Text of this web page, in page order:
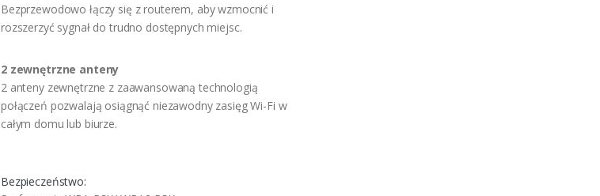
Bezprzewodowo łączy się z routerem, aby wzmocnić i
rozszerzyć sygnał do trudno dostępnych miejsc.
2 zewnętrzne anteny
2 anteny zewnętrzne z zaawansowaną technologią
połączeń pozwalają osiągnąć niezawodny zasięg Wi-Fi w
całym domu lub biurze.
Bezpieczeństwo: